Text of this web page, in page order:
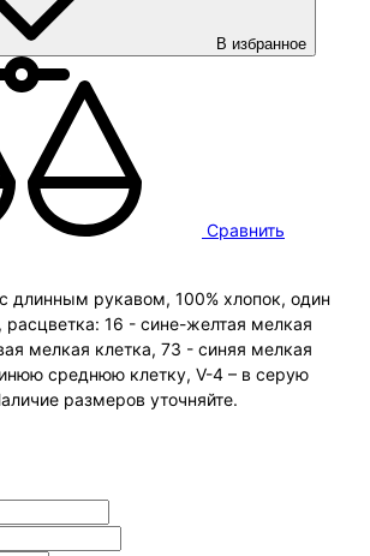
В избранное
Сравнить
длинным рукавом, 100% хлопок, один
16 - сине-желтая мелкая
мелкая клетка, 73 - синяя мелкая
среднюю клетку, V-4 – в серую
размеров уточняйте.